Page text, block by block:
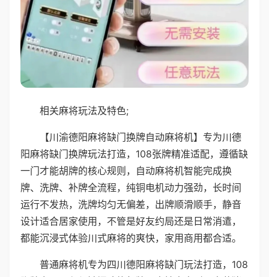
相关麻将玩法及特色;
【川渝德阳麻将缺门换牌自动麻将机】专为川德
阳麻将缺门换牌玩法打造，108张牌精准适配，遵循缺
一门才能胡牌的核心规则，自动麻将机智能完成换
牌、洗牌、补牌全流程，纯铜电机动力强劲，长时间
运行不发热，洗牌均匀无偏差，出牌顺滑顺手，静音
设计适合居家使用，不管是好友约局还是日常消遣，
都能沉浸式体验川式麻将的爽快，家用商用都合适。
普通麻将机专为四川德阳麻将缺门玩法打造，108